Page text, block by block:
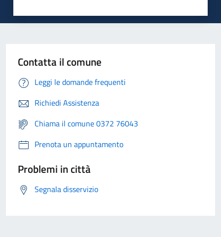
Contatta il comune
Leggi le domande frequenti
Richiedi Assistenza
Chiama il comune 0372 76043
Prenota un appuntamento
Problemi in città
Segnala disservizio